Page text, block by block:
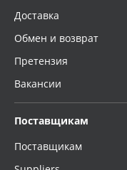
Доставка
Обмен и возврат
Претензия
Вакансии
Поставщикам
Поставщикам